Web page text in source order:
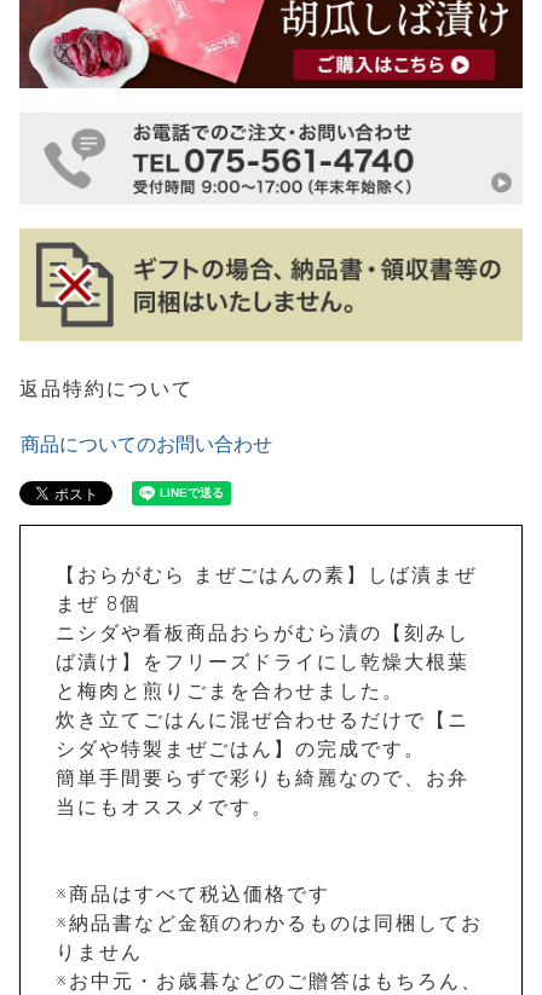
返品特約について
商品についてのお問い合わせ
【おらがむら まぜごはんの素】しば漬まぜ
まぜ 8個
ニシダや看板商品おらがむら漬の【刻みし
ば漬け】をフリーズドライにし乾燥大根葉
と梅肉と煎りごまを合わせました。
炊き立てごはんに混ぜ合わせるだけで【ニ
シダや特製まぜごはん】の完成です。
簡単手間要らずで彩りも綺麗なので、お弁
当にもオススメです。
※商品はすべて税込価格です
※納品書など金額のわかるものは同梱してお
りません
※お中元・お歳暮などのご贈答はもちろん、